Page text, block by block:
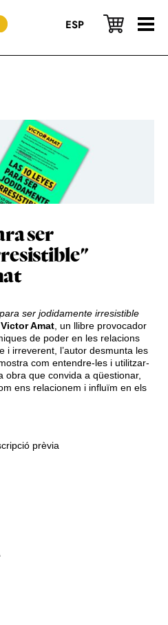
ESP
ser
ser jodidamente irresistible
Victor Amat, un llibre provocador
de poder en les relacions
i irreverent, l’autor desmunta les
com entendre-les i utilitzar-
obra que convida a qüestionar,
ens relacionem i influïm en els
prèvia